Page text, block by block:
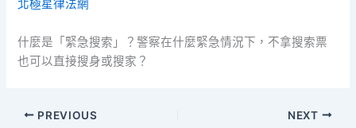
北極星律法網
什麼是「緊急搜索」？警察在什麼緊急情況下，不拿搜索票
也可以直接搜身或搜家？
PREVIOUS NEXT